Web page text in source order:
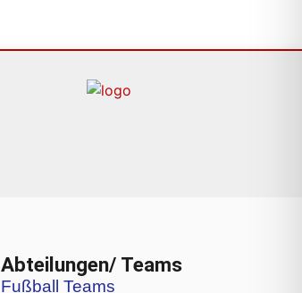
Abteilungen/ Teams
Fußball Teams